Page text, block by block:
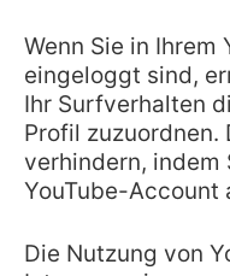
Wenn Sie in Ihrem
eingeloggt sind,
Ihr Surfverhalten
Profil zuzuordnen.
verhindern, indem
YouTube-Account
Die Nutzung von